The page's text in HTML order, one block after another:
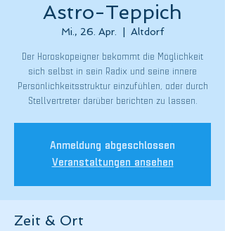
Astro-Teppich
Mi., 26. Apr. Altdorf
Der Horoskopeigner bekommt die Möglichkeit
sich selbst in sein Radix und seine innere
Persönlichkeitsstruktur einzufühlen, oder durch
Stellvertreter darüber berichten zu lassen.
Anmeldung abgeschlossen
Veranstaltungen ansehen
Zeit & Ort